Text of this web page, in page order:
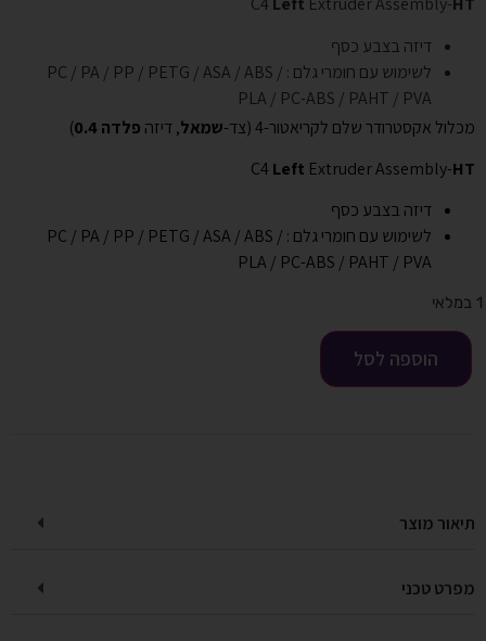
דיזה בצבע כסף
לשימוש עם חומרי גלם : PC / PA / PP / PETG / ASA / ABS /
PLA / PC-ABS / PAHT / PVA
מכלול אקסטרודר שלם לקריאטור-4 (צד-
שמאל, דיזה פלדה0.4
)
C4 Left Extruder Assembly-HT
דיזה בצבע כסף
לשימוש עם חומרי גלם : PC / PA / PP / PETG / ASA / ABS /
PLA / PC-ABS / PAHT / PVA
1 במלאי
הוספה לסל
תיאור מוצר
מפרט טכני